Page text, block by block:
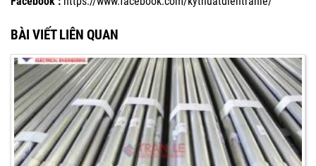
BÀI VIẾT LIÊN QUAN